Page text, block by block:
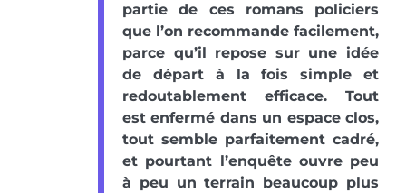
partie de ces romans policiers
que l’on recommande facilement,
parce qu’il repose sur une idée
de départ à la fois simple et
redoutablement efficace. Tout
est enfermé dans un espace clos,
tout semble parfaitement cadré,
et pourtant l’enquête ouvre peu
à peu un terrain beaucoup plus